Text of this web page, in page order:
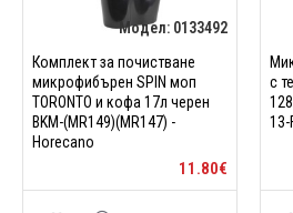
Модел: 0133492
Комплект за почистване
микрофибърен SPIN моп
TORONTO и кофа 17л черен
BKM-(MR149)(MR147) -
Horecano
11.80€
с
13-